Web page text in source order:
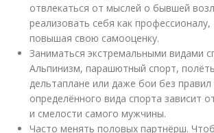
отвлекаться от мыслей о бывшей
реализовать себя как
повышая свою самооценку.
Заниматься экстремальными видами
Альпинизм, парашютный спорт,
дельтаплане или даже бои без
определённого вида спорта зависит
и смелости самого мужчины.
Часто менять половых партнёрш.